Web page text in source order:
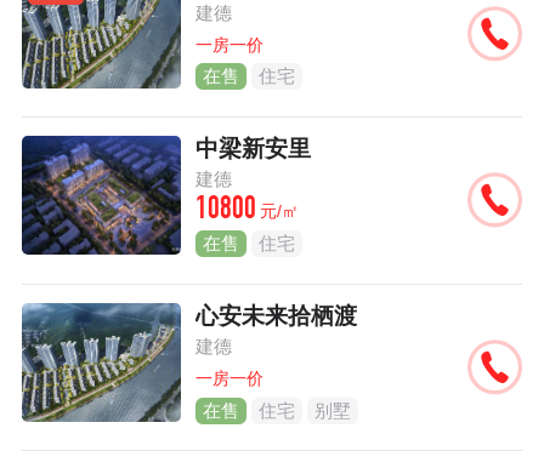
建德
一房一价
在售 住宅
中梁新安里
建德
10800 元/㎡
在售 住宅
心安未来拾栖渡
建德
一房一价
在售 住宅 别墅